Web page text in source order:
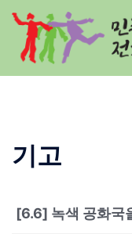
Skip
content
기고
[6.6] 녹색 공화국